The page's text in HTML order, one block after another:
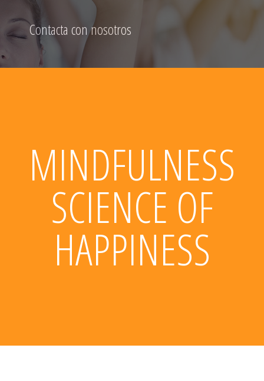
Contacta con nosotros
MINDFULNESS
SCIENCE OF
HAPPINESS